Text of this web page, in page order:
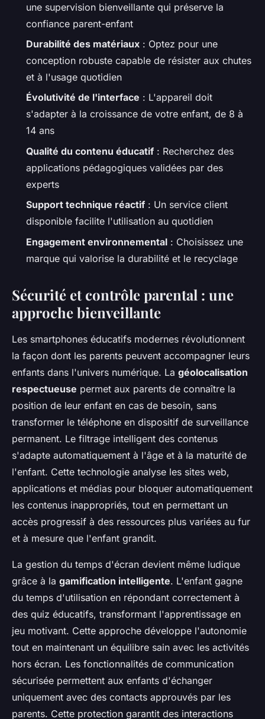
une supervision bienveillante qui préserve la
confiance parent-enfant
Durabilité des matériaux : Optez pour une
conception robuste capable de résister aux chutes
et à l'usage quotidien
Évolutivité de l'interface : L'appareil doit
s'adapter à la croissance de votre enfant, de 8 à
14 ans
Qualité du contenu éducatif : Recherchez des
applications pédagogiques validées par des
experts
Support technique réactif : Un service client
disponible facilite l'utilisation au quotidien
Engagement environnemental : Choisissez une
marque qui valorise la durabilité et le recyclage
Sécurité et contrôle parental : une
approche bienveillante
Les smartphones éducatifs modernes révolutionnent
la façon dont les parents peuvent accompagner leurs
enfants dans l'univers numérique. La géolocalisation
respectueuse permet aux parents de connaître la
position de leur enfant en cas de besoin, sans
transformer le téléphone en dispositif de surveillance
permanent. Le filtrage intelligent des contenus
s'adapte automatiquement à l'âge et à la maturité de
l'enfant. Cette technologie analyse les sites web,
applications et médias pour bloquer automatiquement
les contenus inappropriés, tout en permettant un
accès progressif à des ressources plus variées au fur
et à mesure que l'enfant grandit.
La gestion du temps d'écran devient même ludique
grâce à la gamification intelligente. L'enfant gagne
du temps d'utilisation en répondant correctement à
des quiz éducatifs, transformant l'apprentissage en
jeu motivant. Cette approche développe l'autonomie
tout en maintenant un équilibre sain avec les activités
hors écran. Les fonctionnalités de communication
sécurisée permettent aux enfants d'échanger
uniquement avec des contacts approuvés par les
parents. Cette protection garantit des interactions